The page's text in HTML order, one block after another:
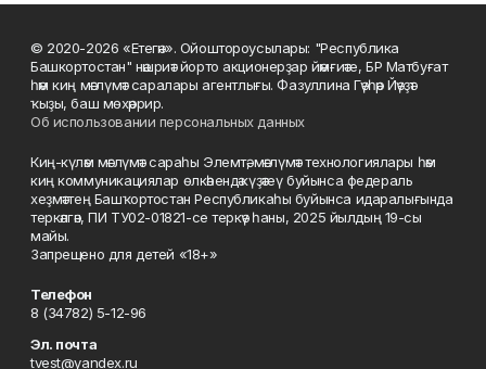
© 2020-2026 «Етегән». Ойоштороусылары: "Республика
Башкортостан" нәшриәт йорто акционерҙар йәмғиәте, БР Матбуғат
һәм киң мәғлүмәт саралары агентлығы. Фазуллина Гәүһәр Йәүҙәт
ҡыҙы, баш мөхәррир.
Об использовании персональных данных
Киң-күләм мәғлүмәт сараһы Элемтә, мәғлүмәт технологиялары һәм
киң коммуникациялар өлкәһендә күҙәтеү буйынса федераль
хеҙмәттең Башҡортостан Республикаһы буйынса идаралығында
теркәлгән, ПИ ТУ02-01821-се теркәү һаны, 2025 йылдың 19-сы
майы.
Запрещено для детей «18+»
Телефон
8 (34782) 5-12-96
Эл. почта
tvest@yandex.ru